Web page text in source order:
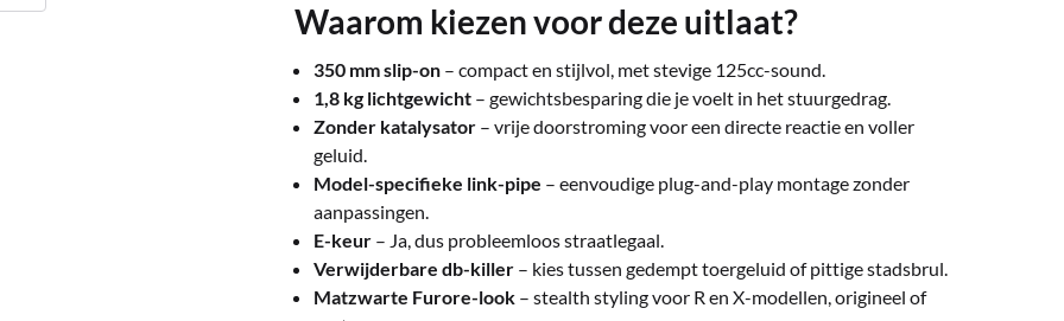
Waarom kiezen voor deze uitlaat?
350 mm slip-on– compact en stijlvol, met stevige 125cc-sound.
1,8 kg lichtgewicht– gewichtsbesparing die je voelt in het stuurgedrag.
Zonder katalysator– vrije doorstroming voor een directe reactie en voller
geluid.
Model-specifieke link-pipe – eenvoudige plug-and-play montage zonder
aanpassingen.
E-keur– Ja, dus probleemloos straatlegaal.
Verwijderbare db-killer– kies tussen gedempt toergeluid of pittige stadsbrul.
Matzwarte Furore-look– stealth styling voor R en X-modellen, origineel of